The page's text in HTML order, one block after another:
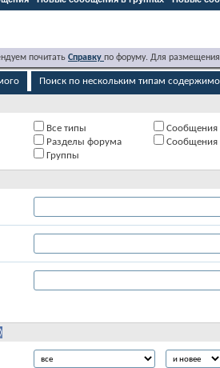
почитать Справку по форуму. Для
Поиск по нескольким типам
Все типы
Сообщения
Разделы форума
Сообщения
Группы